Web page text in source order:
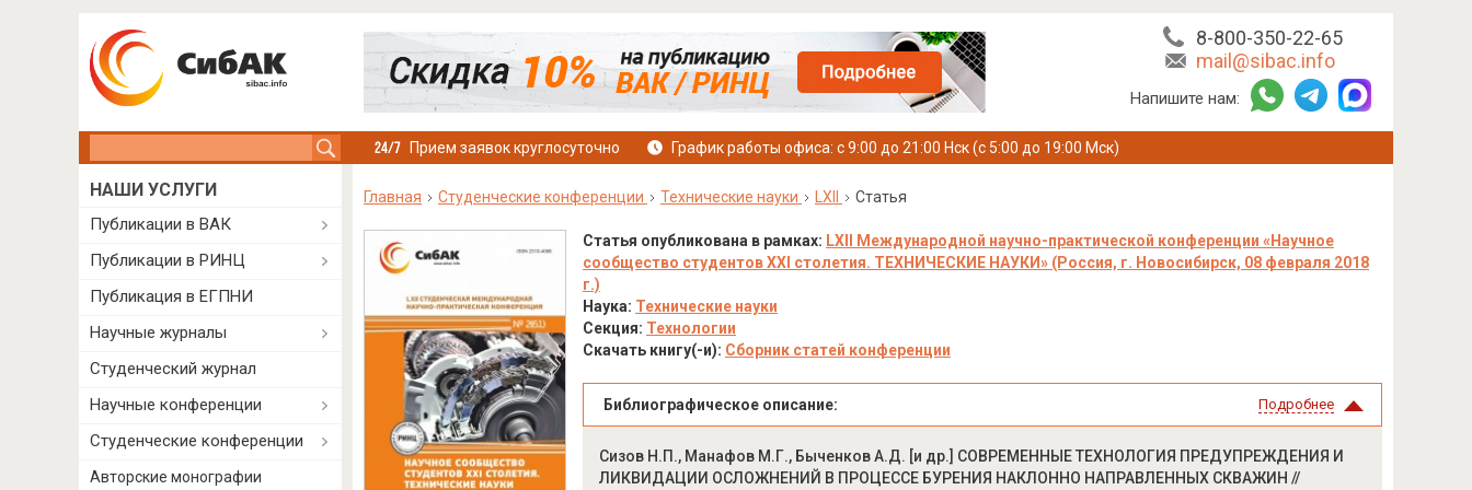
8-800-350-22-65
mail@sibac.info
Напишите нам:
Прием заявок круглосуточно График работы офиса: с 9:00 до 21:00 Нск (с 5:00 до 19:00 Мск)
Главная Студенческие конференции Технические науки LXII Статья
Статья опубликована в рамках: LXII Международной научно-практической конференции «Научное
сообщество студентов XXI столетия. ТЕХНИЧЕСКИЕ НАУКИ» (Россия, г. Новосибирск, 08 февраля 2018
г.)
Наука: Технические науки
Секция: Технологии
Скачать книгу(-и): Сборник статей конференции
Библиографическое описание: Подробнее
Сизов Н.П., Манафов М.Г., Быченков А.Д. [и др.] СОВРЕМЕННЫЕ ТЕХНОЛОГИЯ ПРЕДУПРЕЖДЕНИЯ И
ЛИКВИДАЦИИ ОСЛОЖНЕНИЙ В ПРОЦЕССЕ БУРЕНИЯ НАКЛОННО НАПРАВЛЕННЫХ СКВАЖИН //
НАШИ УСЛУГИ
Публикации в ВАК
Публикации в РИНЦ
Публикация в ЕГПНИ
Научные журналы
Студенческий журнал
Научные конференции
Студенческие конференции
Авторские монографии